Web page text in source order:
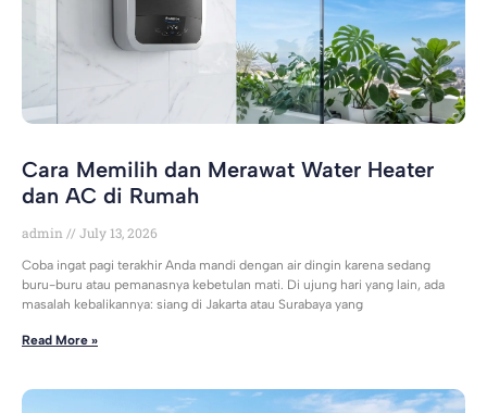
Cara Memilih dan Merawat Water Heater
dan AC di Rumah
admin July 13, 2026
Coba ingat pagi terakhir Anda mandi dengan air dingin karena sedang
buru-buru atau pemanasnya kebetulan mati. Di ujung hari yang lain, ada
masalah kebalikannya: siang di Jakarta atau Surabaya yang
Read More »